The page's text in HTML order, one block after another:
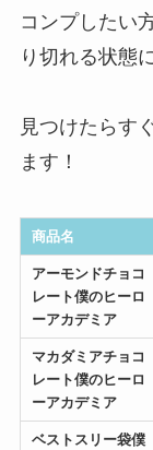
コンプしたい
り切れる状態
見つけたらす
ます！
商品名
アーモンドチョコ
レート僕のヒーロ
ーアカデミア
マカダミアチョコ
レート僕のヒーロ
ーアカデミア
ベストスリー袋僕